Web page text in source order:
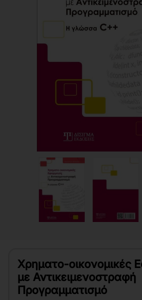
Χρηματο-οικονομικές
με Αντικειμενοστραφή
Προγραμματισμό